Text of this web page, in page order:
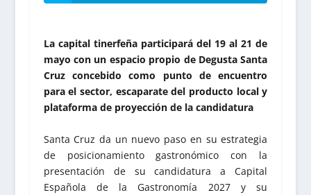
La capital tinerfeña participará del 19 al 21 de
mayo con un espacio propio de Degusta Santa
Cruz concebido como punto de encuentro
para el sector, escaparate del producto local y
plataforma de proyección de la candidatura
Santa Cruz da un nuevo paso en su estrategia
de posicionamiento gastronómico con la
presentación de su candidatura a Capital
Española de la Gastronomía 2027 y su